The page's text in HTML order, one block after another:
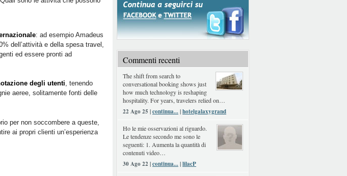
: ad esempio Amadeus
dell’attività e della spesa travel,
ed essere pronti ad
degli utenti, tenendo
aeree, solitamente fonti delle
per non soccombere a queste,
ai propri clienti un’esperienza
Commenti recenti
The shift from search to
conversational booking shows just
how much technology is reshaping
hospitality. For years, travelers relied on…
22 Ago 25 |continua...|hotelgalaxygrand
Ho le mie osservazioni al riguardo.
Le tendenze secondo me sono le
seguenti: 1. Aumenta la quantità di
contenuti video…
30 Ago 22 |continua...|lilacP